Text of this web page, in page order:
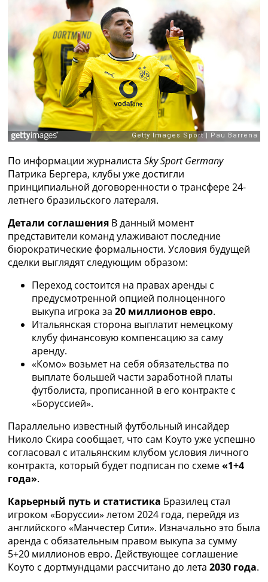
RU
UA
Categories
Главная
Новости футбола
Видео
Трансферы
Новости футбола Украины
Последние комментарии
Логин
Рейтинги
Правила
Коллективный прогноз
Чемпионат Мира
Украина. Премьер-Лига
Украина. Первая Лига
Лига Чемпионов
Англия. Премьер Лига
Испания. Ла Лига
Другие Турниры >>>
Таблицы
Таблицы групп Чемпионата Мира
Украина. Премьер-Лига
Украина. Первая Лига
Лига Чемпионов. Таблицы групп
Англия. Премьер-Лига
Испания. Ла Лига
Все таблицы >>>
Рейтинги
Рейтинг стран УЕФА
Рейтинг клубов УЕФА
Рейтинг ФИФА
ТВ программа
По информации журналиста Sky Sport Germany
Патрика Бергера, клубы уже достигли
принципиальной договоренности о трансфере 24-
летнего бразильского латераля.
Детали соглашения В данный момент
представители команд улаживают последние
бюрократические формальности. Условия будущей
сделки выглядят следующим образом:
Переход состоится на правах аренды с
предусмотренной опцией полноценного
выкупа игрока за 20 миллионов евро.
Итальянская сторона выплатит немецкому
клубу финансовую компенсацию за саму
аренду.
«Комо» возьмет на себя обязательства по
выплате большей части заработной платы
футболиста, прописанной в его контракте с
«Боруссией».
Параллельно известный футбольный инсайдер
Николо Скира сообщает, что сам Коуто уже успешно
согласовал с итальянским клубом условия личного
контракта, который будет подписан по схеме«1+4
года».
Карьерный путь и статистика Бразилец стал
игроком «Боруссии» летом 2024 года, перейдя из
английского «Манчестер Сити». Изначально это была
аренда с обязательным правом выкупа за сумму
5+20 миллионов евро. Действующее соглашение
Коуто с дортмундцами рассчитано до лета 2030 года.